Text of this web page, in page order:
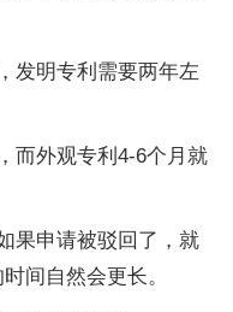
发明专利需要两年左
而外观专利4-6个月就
果申请被驳回了，就
间自然会更长。